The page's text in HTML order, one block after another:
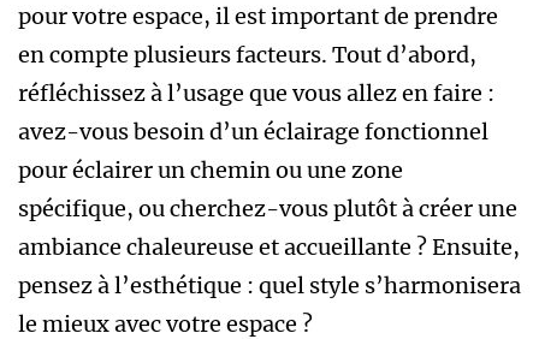
pour votre espace, il est important de prendre
en compte plusieurs facteurs. Tout d’abord,
réfléchissez à l’usage que vous allez en faire :
avez-vous besoin d’un éclairage fonctionnel
pour éclairer un chemin ou une zone
spécifique, ou cherchez-vous plutôt à créer une
ambiance chaleureuse et accueillante ? Ensuite,
pensez à l’esthétique : quel style s’harmonisera
le mieux avec votre espace ?